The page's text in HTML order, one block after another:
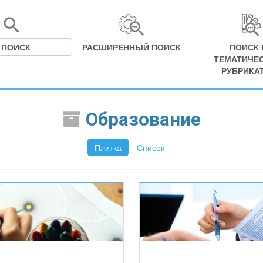
РАСШИРЕННЫЙ ПОИСК
ПОИСК
Образование
Плитка Список